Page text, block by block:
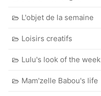
L'objet de la semaine
Loisirs creatifs
Lulu's look of the week
Mam'zelle Babou's life